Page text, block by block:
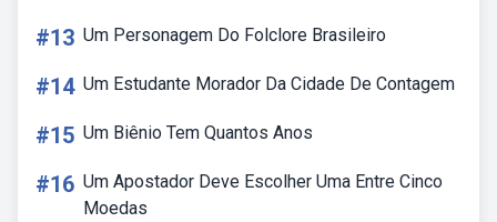
#13 Um Personagem Do Folclore Brasileiro
#14 Um Estudante Morador Da Cidade De Contagem
#15 Um Biênio Tem Quantos Anos
#16 Um Apostador Deve Escolher Uma Entre Cinco
Moedas